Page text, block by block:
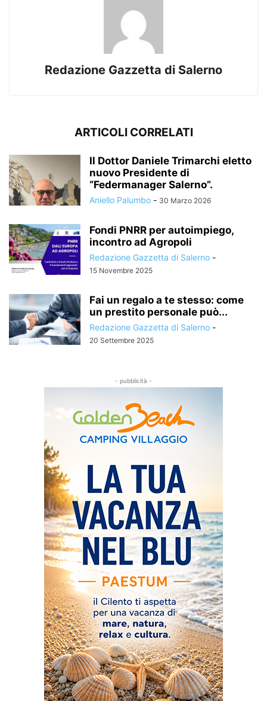
Redazione Gazzetta di Salerno
ARTICOLI CORRELATI
Il Dottor Daniele Trimarchi eletto
nuovo Presidente di
“Federmanager Salerno”.
Aniello Palumbo - 30 Marzo 2026
Fondi PNRR per autoimpiego,
incontro ad Agropoli
Redazione Gazzetta di Salerno -
15 Novembre 2025
Fai un regalo a te stesso: come
un prestito personale può...
Redazione Gazzetta di Salerno -
20 Settembre 2025
- pubblicità -